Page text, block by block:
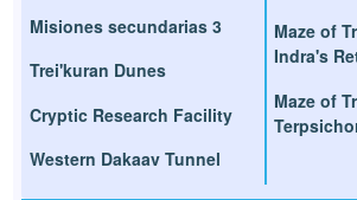
Misiones secundarias 3
Trei'kuran Dunes
Cryptic Research Facility
Western Dakaav Tunnel
Maze of
Indra's
Maze of